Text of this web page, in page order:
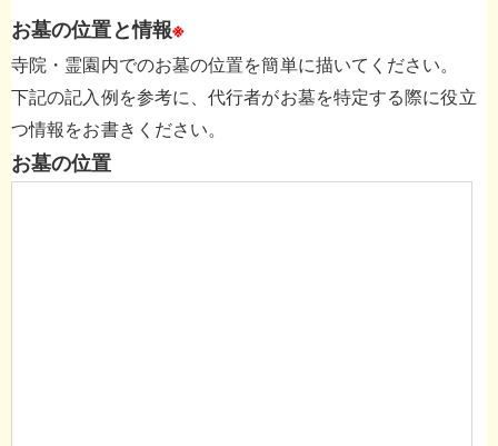
お墓の位置と情報※
寺院・霊園内でのお墓の位置を簡単に描いてください。
下記の記入例を参考に、代行者がお墓を特定する際に役立
つ情報をお書きください。
お墓の位置